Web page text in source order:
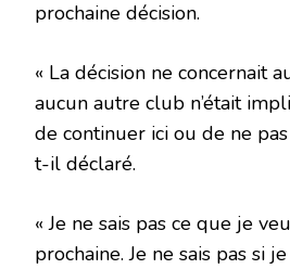
prochaine décision.
« La décision ne concernait
aucun autre club n’était
de continuer ici ou de ne
t-il déclaré.
« Je ne sais pas ce que je
prochaine. Je ne sais pas si